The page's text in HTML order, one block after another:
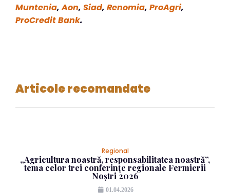
Muntenia,Aon, Siad, Renomia, ProAgri,
ProCredit Bank.
Articole recomandate
Regional
„Agricultura noastră, responsabilitatea noastră”,
tema celor trei conferințe regionale Fermierii
Noștri 2026
01.04.2026